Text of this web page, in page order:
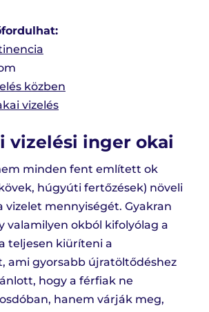
közben
vizelés
vizelési inger okai
minden fent említett ok
húgyúti fertőzések) növeli
vizelet mennyiségét. Gyakran
valamilyen okból kifolyólag a
teljesen kiüríteni a
ami gyorsabb újratöltődéshez
hogy a férfiak ne
hanem várják meg,